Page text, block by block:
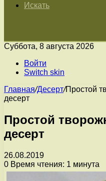
Искать
Суббота, 8 августа 2026
Войти
Switch skin
Главная/Десерт/Простой
десерт
Простой
десерт
26.08.2019
0 Время чтения: 1 минута